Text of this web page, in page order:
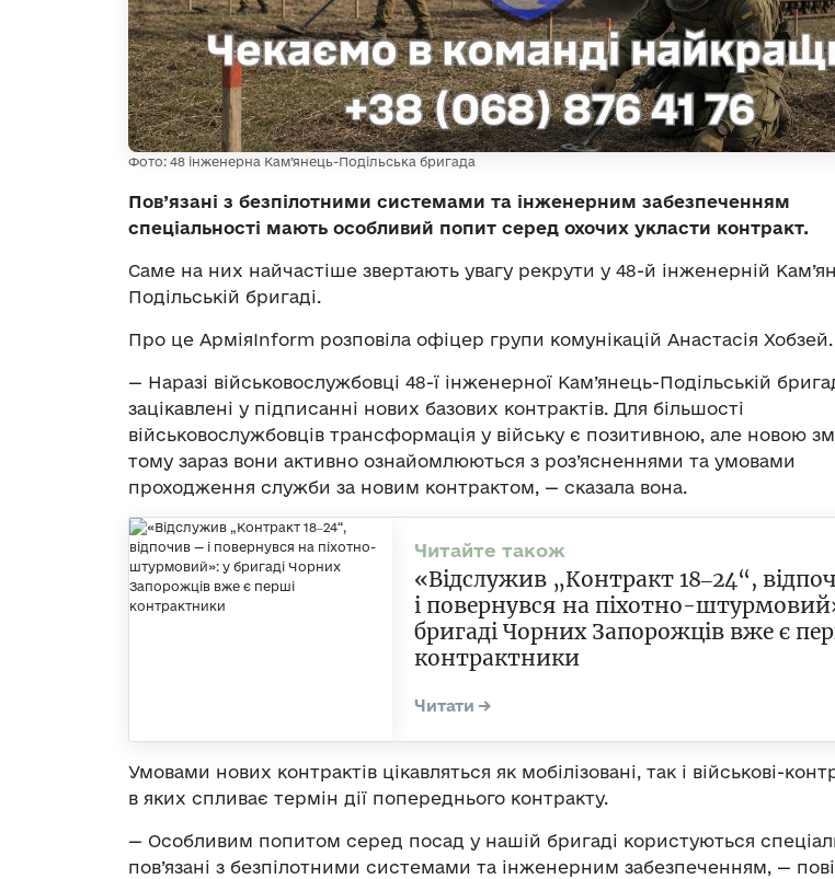
Фото: 48 інженерна Кам’янець-Подільська бригада
Пов’язані з безпілотними системами та інженерним забезпеченням
спеціальності мають особливий попит серед охочих укласти контракт.
Саме на них найчастіше звертають увагу рекрути у 48-й інженерній
Подільській бригаді.
Про це АрміяInform розповіла офіцер групи комунікацій Анастасія Хобзей.
— Наразі військовослужбовці 48-ї інженерної Кам’янець-Подільській
зацікавлені у підписанні нових базових контрактів. Для більшості
військовослужбовців трансформація у війську є позитивною, але новою
тому зараз вони активно ознайомлюються з роз’ясненнями та умовами
проходження служби за новим контрактом, — сказала вона.
«Відслужив „Контракт 18‒24“,
і повернувся на піхотно-
бригаді Чорних Запорожців вже є
контрактники
Умовами нових контрактів цікавляться як мобілізовані, так і військові-
в яких спливає термін дії попереднього контракту.
— Особливим попитом серед посад у нашій бригаді користуються
пов’язані з безпілотними системами та інженерним забезпеченням, —